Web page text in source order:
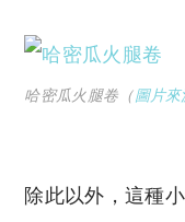
哈密瓜火腿卷（圖片來
除此以外，這種